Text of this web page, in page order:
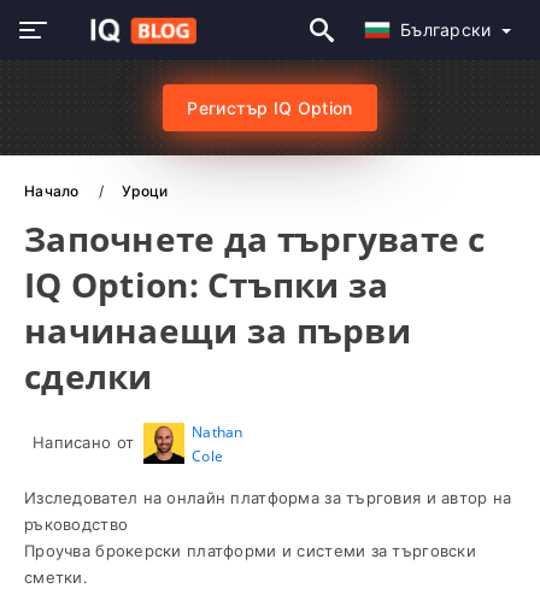
Български
Регистър IQ Option
Начало Уроци
Започнете да търгувате с
IQ Option: Стъпки за
начинаещи за първи
сделки
Написано от
Nathan
Cole
Изследовател на онлайн платформа за търговия и автор на
ръководство
Проучва брокерски платформи и системи за търговски
сметки.